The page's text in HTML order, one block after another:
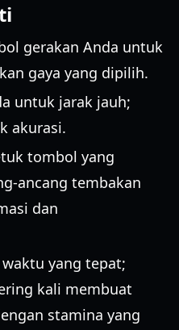
gerakan Anda untuk
gaya yang dipilih.
untuk jarak jauh;
akurasi.
tombol yang
ancang tembakan
dan
yang tepat;
kali membuat
stamina yang